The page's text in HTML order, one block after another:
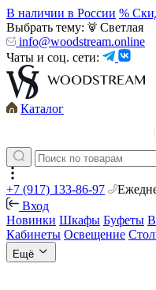
В наличии в России %
Выбрать тему:
Светлая
info@woodstream.online
Чаты и соц. сети:
Каталог
+7 (917) 133-86-97
Вход
Новинки Шкафы Буфеты
Кабинеты Освещение
Ещё